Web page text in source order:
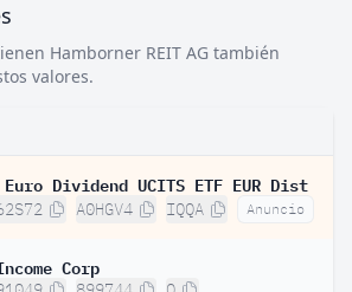
Hamborner REIT AG también
valores.
Dividend UCITS ETF EUR Dist
A0HGV4 IQQA Anuncio
Corp